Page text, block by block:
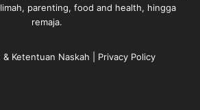
parenting, food and health, hingga
remaja.
& Ketentuan Naskah Privacy Policy